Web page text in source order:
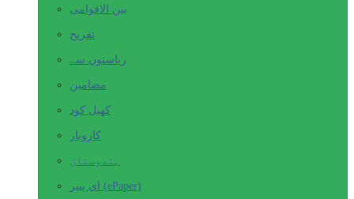
بین الاقوامی
تفریح
ریاستوں سے
مضامین
کھیل کود
کاروبار
ہندوستان
ای پیپر (ePaper)